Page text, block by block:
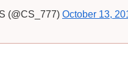
(@CS_777) October 13,